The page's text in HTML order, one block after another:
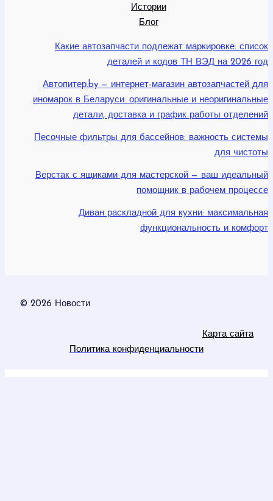
Истории
Блог
Какие автозапчасти подлежат маркировке: список
деталей и кодов ТН ВЭД на 2026 год
Автопитер.by — интернет-магазин автозапчастей для
иномарок в Беларуси: оригинальные и неоригинальные
детали, доставка и график работы отделений
Песочные фильтры для бассейнов: важность системы
для чистоты
Верстак с ящиками для мастерской — ваш идеальный
помощник в рабочем процессе
Диван раскладной для кухни: максимальная
функциональность и комфорт
© 2026 Новости
Карта сайта
Политика конфиденциальности